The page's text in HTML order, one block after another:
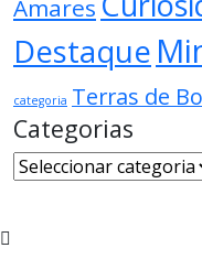
Amares
Destaque
categoria Terras de
Categorias
Categorias